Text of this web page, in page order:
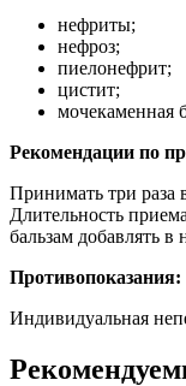
нефриты;
нефроз;
пиелонефрит;
цистит;
мочекаменная
Рекомендации по
Принимать три раза
Длительность
бальзам добавлять в
Противопоказания:
Индивидуальная